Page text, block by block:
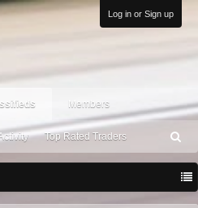
Log in or Sign up
Top Rated Traders
Members
ea
h